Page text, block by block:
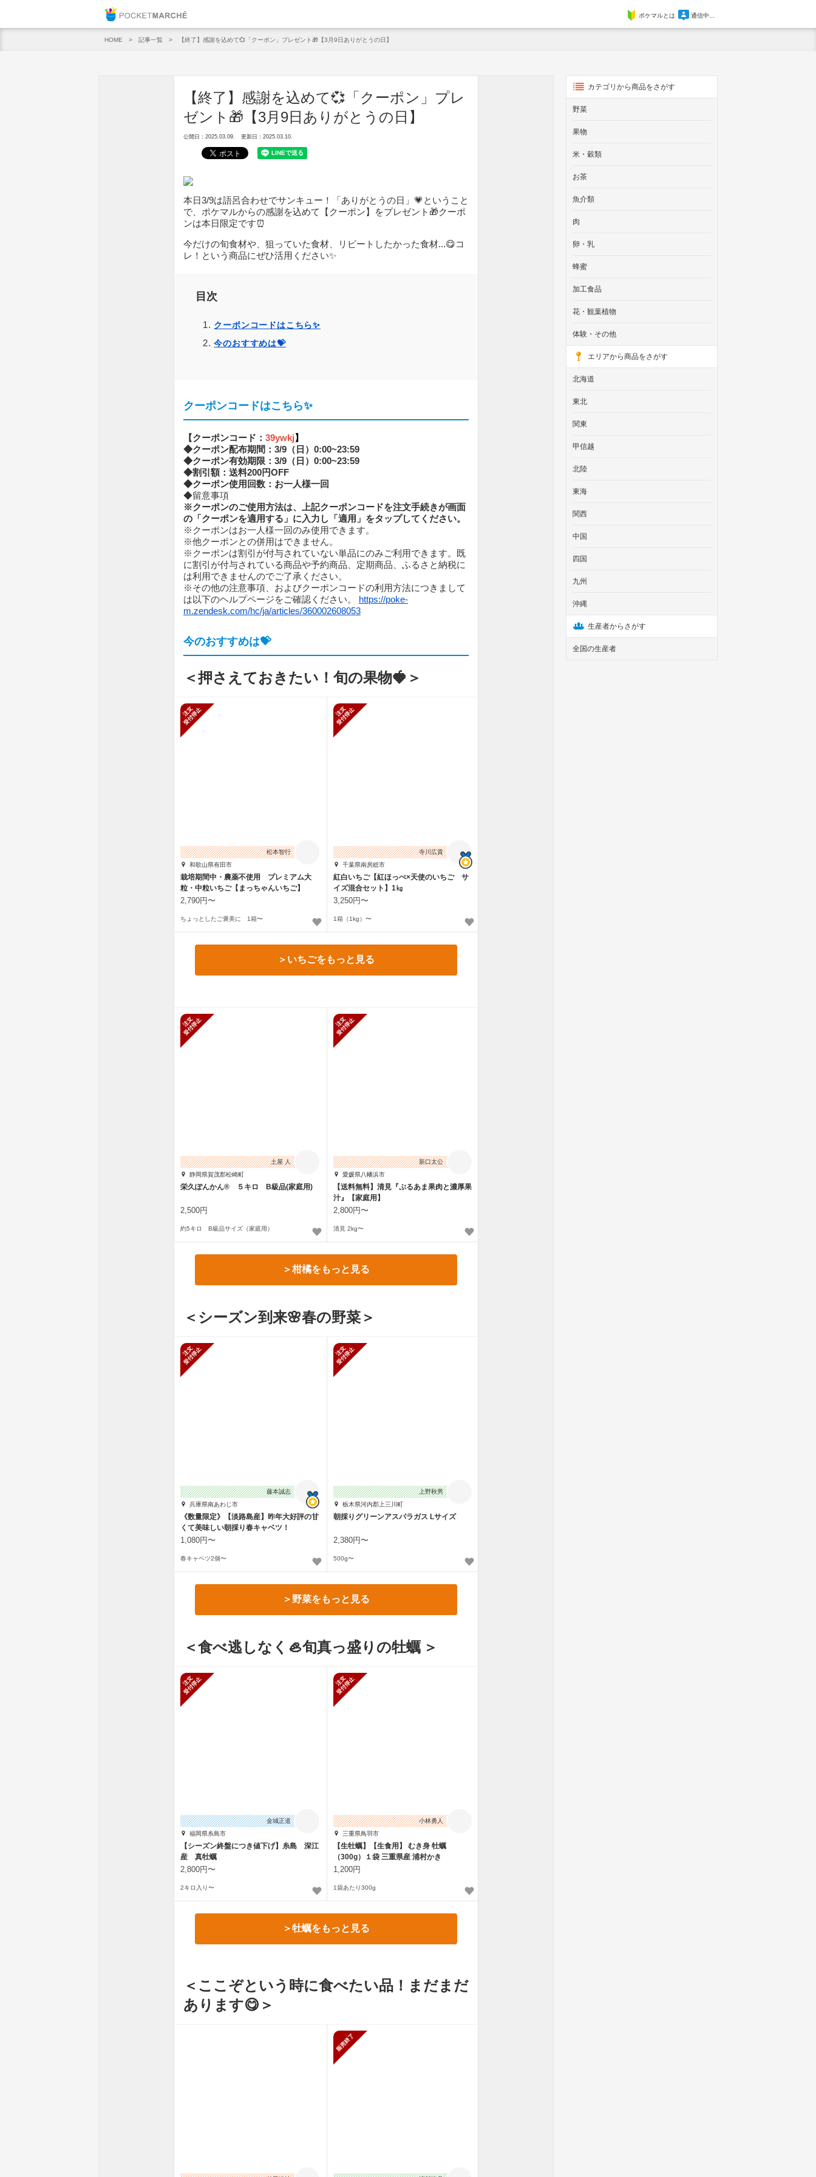
ポケマルとは 通信中...
HOME 記事一覧 【終了】感謝を込めて💞「クーポン」プレゼント🎁【3月9日ありがとうの日】
【終了】感謝を込めて💞「クーポン」プレ
ゼント🎁【3月9日ありがとうの日】
公開日：2025.03.09. 更新日：2025.03.10.
本日3/9は語呂合わせでサンキュー！「ありがとうの日」💗ということ
で、ポケマルからの感謝を込めて【クーポン】をプレゼント🎁クーポ
ンは本日限定です⏰
今だけの旬食材や、狙っていた食材、リピートしたかった食材...😋コ
レ！という商品にぜひ活用ください✨
目次
クーポンコードはこちら✨
今のおすすめは💝
クーポンコードはこちら✨
【クーポンコード： 39ywkj】
◆クーポン配布期間：3/9（日）0:00~23:59
◆クーポン有効期限：3/9（日）0:00~23:59
◆割引額：送料200円OFF
◆クーポン使用回数：お一人様一回
◆留意事項
※クーポンのご使用方法は、上記クーポンコードを注文手続きが画面
の「クーポンを適用する」に入力し「適用」をタップしてください。
※クーポンはお一人様一回のみ使用できます。
※他クーポンとの併用はできません。
※クーポンは割引が付与されていない単品にのみご利用できます。既
に割引が付与されている商品や予約商品、定期商品、ふるさと納税に
は利用できませんのでご了承ください。
※その他の注意事項、およびクーポンコードの利用方法につきまして
は以下のヘルプページをご確認ください。 https://poke-
m.zendesk.com/hc/ja/articles/360002608053
今のおすすめは💝
＜押さえておきたい！旬の果物🍓＞
松本智行
和歌山県有田市
栽培期間中・農薬不使用 プレミアム大
粒・中粒いちご【まっちゃんいちご】
2,790円〜
ちょっとしたご褒美に 1箱〜
寺川広貴
千葉県南房総市
紅白いちご【紅ほっぺ×天使のいちご サ
イズ混合セット】1㎏
3,250円〜
1箱（1kg）〜
＞いちごをもっと見る
土屋 人
静岡県賀茂郡松崎町
栄久ぽんかん® ５キロ B級品(家庭用)
2,500円
約5キロ B級品サイズ（家庭用）
新口太公
愛媛県八幡浜市
【送料無料】清見『ぷるあま果肉と濃厚果
汁』【家庭用】
2,800円〜
清見 2kg〜
＞柑橘をもっと見る
＜シーズン到来🌸春の野菜＞
藤本誠志
兵庫県南あわじ市
《数量限定》【淡路島産】昨年大好評の甘
くて美味しい朝採り春キャベツ！
1,080円〜
春キャベツ2個〜
上野秋男
栃木県河内郡上三川町
朝採りグリーンアスパラガス Lサイズ
2,380円〜
500g〜
＞野菜をもっと見る
＜食べ逃しなく 🦪旬真っ盛りの牡蠣 ＞
金城正道
福岡県糸島市
【シーズン終盤につき値下げ】糸島 深江
産 真牡蠣
2,800円〜
2キロ入り〜
小林勇人
三重県鳥羽市
【生牡蠣】【生食用】 むき身 牡蠣
（300g）１袋 三重県産 浦村かき
1,200円
1袋あたり300g
＞牡蠣をもっと見る
＜ここぞという時に食べたい品！まだまだ
あります😋 ＞
カテゴリから商品をさがす
野菜
果物
米・穀類
お茶
魚介類
肉
卵・乳
蜂蜜
加工食品
花・観葉植物
体験・その他
エリアから商品をさがす
北海道
東北
関東
甲信越
北陸
東海
関西
中国
四国
九州
沖縄
生産者からさがす
全国の生産者